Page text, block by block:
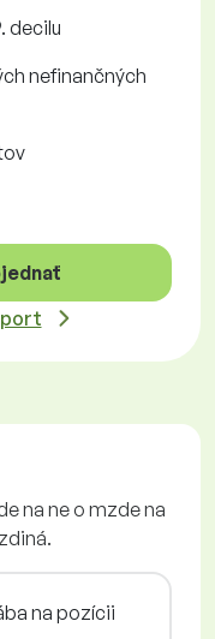
decilu
nefinančných
na ne o mzde na
na pozícii